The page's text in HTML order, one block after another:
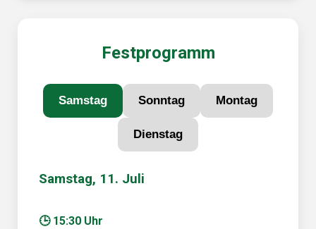
Festprogramm
Samstag Sonntag Montag
Dienstag
Samstag, 11. Juli
🕒 15:30 Uhr